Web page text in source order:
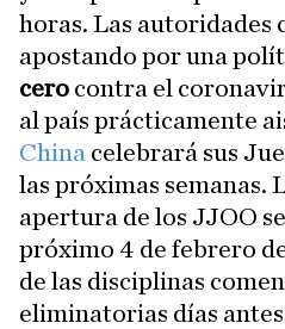
horas. Las autoridades
apostando por una
cero contra el
al país prácticamente
China celebrará sus
las próximas semanas.
apertura de los JJOO
próximo 4 de febrero
de las disciplinas
eliminatorias días